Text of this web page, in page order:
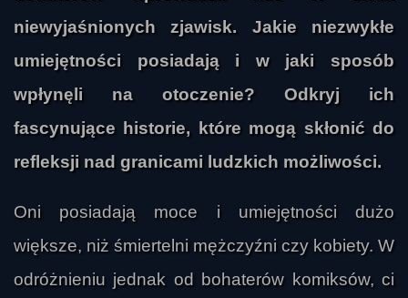
niewyjaśnionych zjawisk. Jakie niezwykłe
umiejętności posiadają i w jaki sposób
wpłynęli na otoczenie? Odkryj ich
fascynujące historie, które mogą skłonić do
refleksji nad granicami ludzkich możliwości.
Oni posiadają moce i umiejętności dużo
większe, niż śmiertelni mężczyźni czy kobiety. W
odróżnieniu jednak od bohaterów komiksów, ci